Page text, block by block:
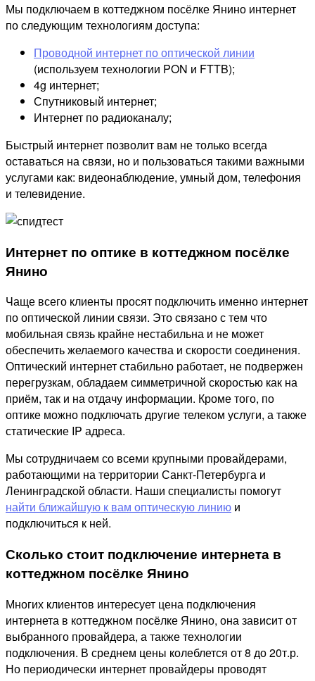
Мы подключаем в коттеджном посёлке Янино интернет
по следующим технологиям доступа:
Проводной интернет по оптической линии
(используем технологии PON и FTTB);
4g интернет;
Спутниковый интернет;
Интернет по радиоканалу;
Быстрый интернет позволит вам не только всегда
оставаться на связи, но и пользоваться такими важными
услугами как: видеонаблюдение, умный дом, телефония
и телевидение.
Интернет по оптике в коттеджном посёлке
Янино
Чаще всего клиенты просят подключить именно интернет
по оптической линии связи. Это связано с тем что
мобильная связь крайне нестабильна и не может
обеспечить желаемого качества и скорости соединения.
Оптический интернет стабильно работает, не подвержен
перегрузкам, обладаем симметричной скоростью как на
приём, так и на отдачу информации. Кроме того, по
оптике можно подключать другие телеком услуги, а также
статические IP адреса.
Мы сотрудничаем со всеми крупными провайдерами,
работающими на территории Санкт-Петербурга и
Ленинградской области. Наши специалисты помогут
найти ближайшую к вам оптическую линию и
подключиться к ней.
Сколько стоит подключение интернета в
коттеджном посёлке Янино
Многих клиентов интересует цена подключения
интернета в коттеджном посёлке Янино, она зависит от
выбранного провайдера, а также технологии
подключения. В среднем цены колеблется от 8 до 20т.р.
Но периодически интернет провайдеры проводят